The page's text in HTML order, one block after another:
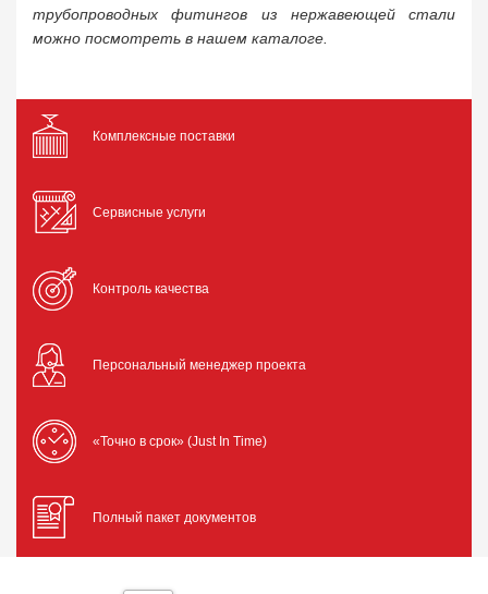
трубопроводных фитингов из нержавеющей стали
можно посмотреть в нашем каталоге.
Комплексные поставки
Сервисные услуги
Контроль качества
Персональный менеджер проекта
«Точно в срок» (Just In Time)
Полный пакет документов